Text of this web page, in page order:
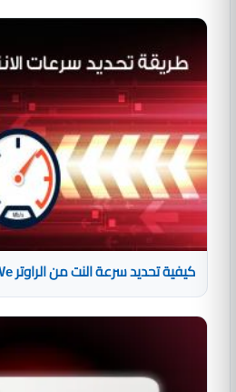
كيفية تحديد سرعة النت من الراوتر We الجديد VDSL